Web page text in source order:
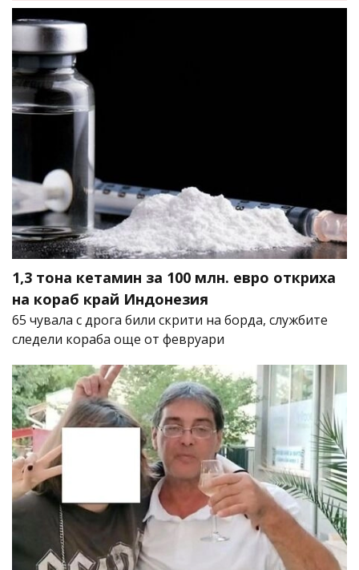
1,3 тона кетамин за 100 млн. евро откриха
на кораб край Индонезия
65 чувала с дрога били скрити на борда, службите
следели кораба още от февруари